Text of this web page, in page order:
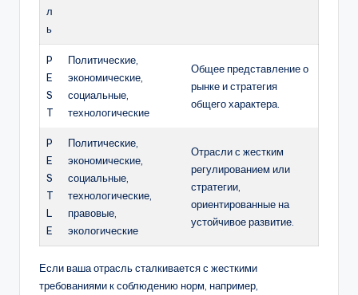
л
ь
P
E
S
T
Политические,
экономические,
социальные,
технологические
Общее представление о
рынке и стратегия
общего характера.
P
E
S
T
L
E
Политические,
экономические,
социальные,
технологические,
правовые,
экологические
Отрасли с жестким
регулированием или
стратегии,
ориентированные на
устойчивое развитие.
Если ваша отрасль сталкивается с жесткими
требованиями к соблюдению норм, например,